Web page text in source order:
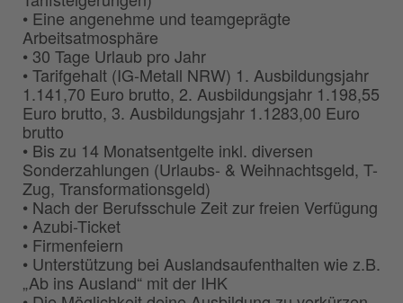
• Eine angenehme und teamgeprägte
Arbeitsatmosphäre
• 30 Tage Urlaub pro Jahr
• Tarifgehalt (IG-Metall NRW) 1. Ausbildungsjahr
1.141,70 Euro brutto, 2. Ausbildungsjahr 1.198,55
Euro brutto, 3. Ausbildungsjahr 1.1283,00 Euro
brutto
• Bis zu 14 Monatsentgelte inkl. diversen
Sonderzahlungen (Urlaubs- & Weihnachtsgeld, T-
Zug, Transformationsgeld)
• Nach der Berufsschule Zeit zur freien Verfügung
• Azubi-Ticket
• Firmenfeiern
• Unterstützung bei Auslandsaufenthalten wie z.B.
„Ab ins Ausland“ mit der IHK